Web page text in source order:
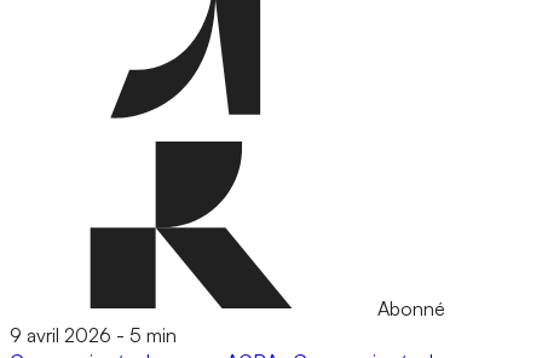
Abonné
9 avril 2026 - 5 min